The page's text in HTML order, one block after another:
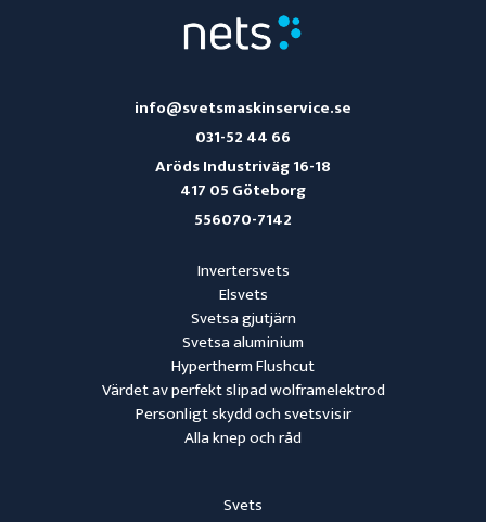
Svets
Invertersvets
Elsvets
Svetsa gjutjärn
Svetsa aluminium
Hypertherm Flushcut
Värdet av perfekt slipad wolframelektrod
Personligt skydd och svetsvisir
Alla knep och råd
info@svetsmaskinservice.se
031-52 44 66
Aröds Industriväg 16-18
417 05 Göteborg
556070-7142